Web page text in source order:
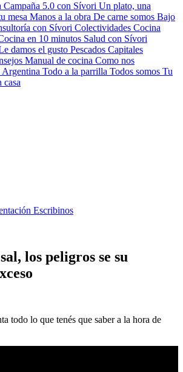
Campaña 5.0 con Sívori Un plato, una
mesa Manos a la obra De carne somos Bajo
con Sívori Colectividades Cocina
en 10 minutos Salud con Sívori
damos el gusto Pescados Capitales
Manual de cocina Como nos
Todo a la parrilla Todos somos Tu
casa
Escribinos
los peligros se su
todo lo que tenés que saber a la hora de